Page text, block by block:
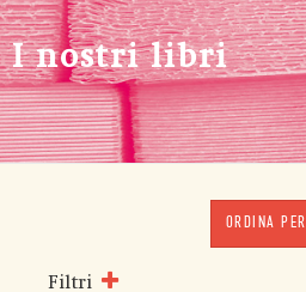
I nostri libri
ORDINA PER
Filtri